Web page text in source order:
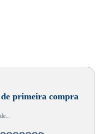
primeira compra